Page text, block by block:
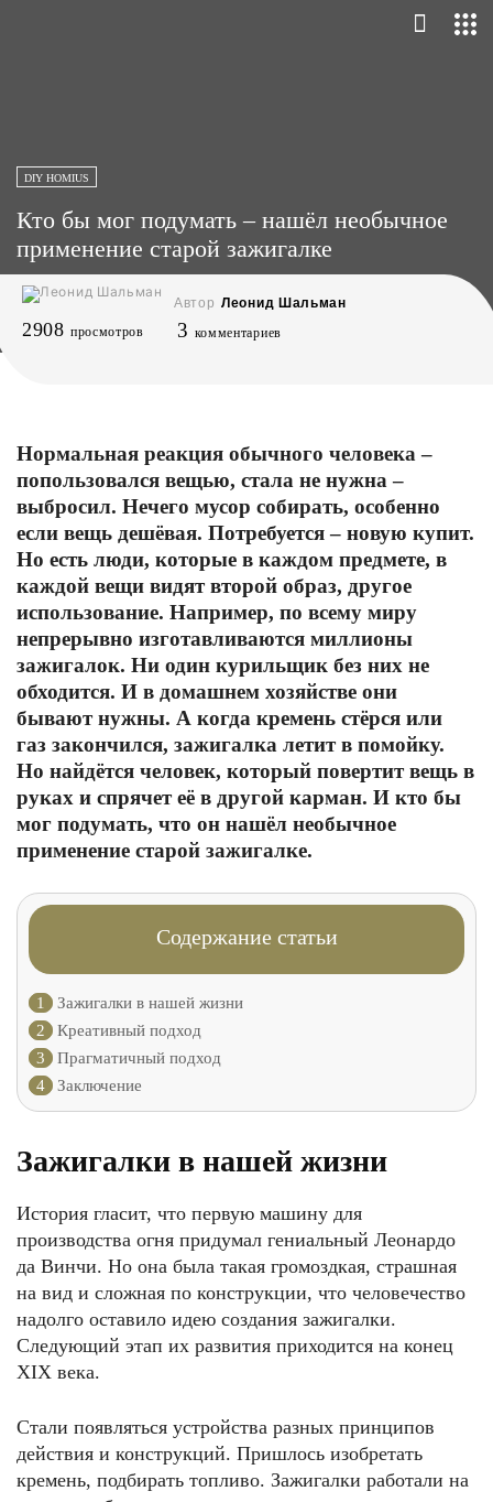
DIY HOMIUS
Кто бы мог подумать – нашёл необычное
применение старой зажигалке
Автор Леонид Шальман
2908 просмотров 3 комментариев
Нормальная реакция обычного человека –
попользовался вещью, стала не нужна –
выбросил. Нечего мусор собирать, особенно
если вещь дешёвая. Потребуется – новую купит.
Но есть люди, которые в каждом предмете, в
каждой вещи видят второй образ, другое
использование. Например, по всему миру
непрерывно изготавливаются миллионы
зажигалок. Ни один курильщик без них не
обходится. И в домашнем хозяйстве они
бывают нужны. А когда кремень стёрся или
газ закончился, зажигалка летит в помойку.
Но найдётся человек, который повертит вещь в
руках и спрячет её в другой карман. И кто бы
мог подумать, что он нашёл необычное
применение старой зажигалке.
Содержание статьи
1
Зажигалки в нашей жизни
2
Креативный подход
3
Прагматичный подход
4
Заключение
Зажигалки в нашей жизни
История гласит, что первую машину для
производства огня придумал гениальный Леонардо
да Винчи. Но она была такая громоздкая, страшная
на вид и сложная по конструкции, что человечество
надолго оставило идею создания зажигалки.
Следующий этап их развития приходится на конец
XIX века.
Стали появляться устройства разных принципов
действия и конструкций. Пришлось изобретать
кремень, подбирать топливо. Зажигалки работали на